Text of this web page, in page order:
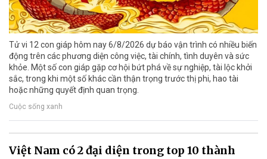
Tử vi 12 con giáp hôm nay 6/8/2026 dự báo vận trình có nhiều biến
động trên các phương diện công việc, tài chính, tình duyên và sức
khỏe. Một số con giáp gặp cơ hội bứt phá về sự nghiệp, tài lộc khởi
sắc, trong khi một số khác cần thận trọng trước thị phi, hao tài
hoặc những quyết định quan trọng.
Cuộc sống xanh
Việt Nam có 2 đại diện trong top 10 thành